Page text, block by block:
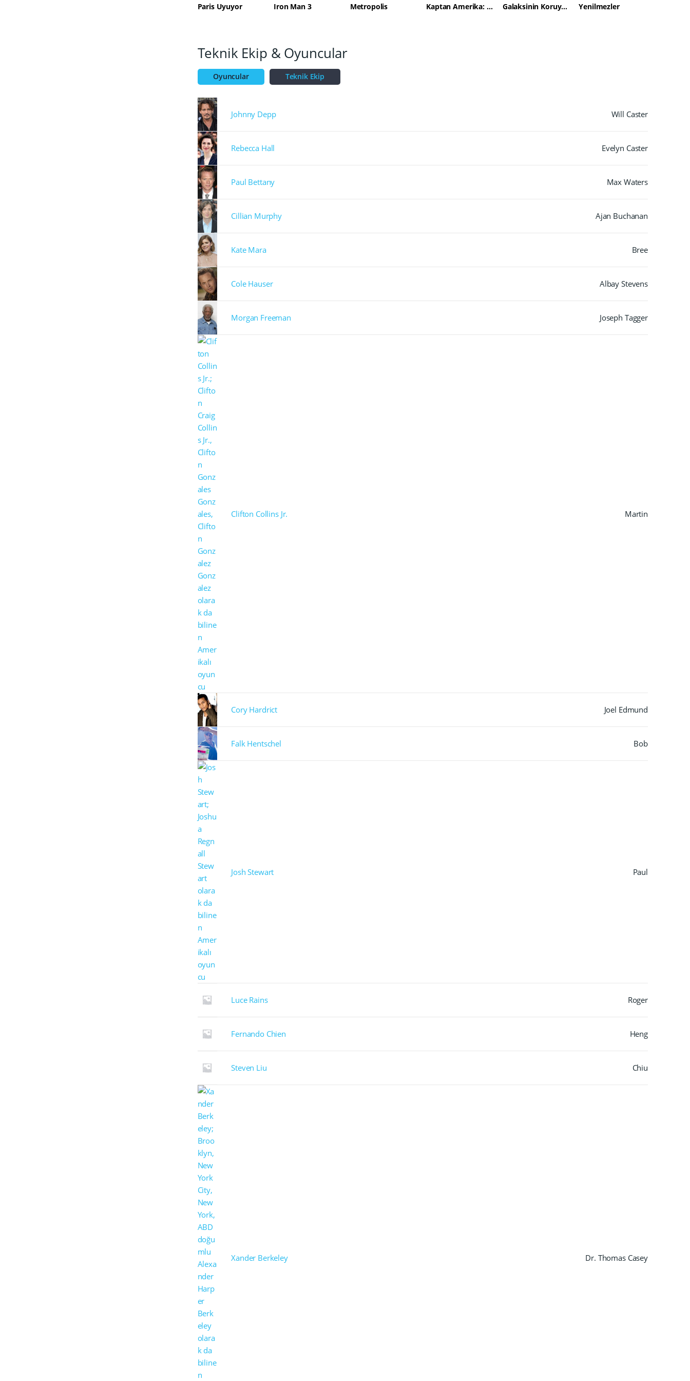
Paris Uyuyor Iron Man 3 Metropolis Kaptan Amerika: Kış Askeri Galaksinin Koruyucuları 2 Yenilmezler
Teknik Ekip & Oyuncular
Oyuncular Teknik Ekip
Johnny Depp Will Caster
Rebecca Hall Evelyn Caster
Paul Bettany Max Waters
Cillian Murphy Ajan Buchanan
Kate Mara Bree
Cole Hauser Albay Stevens
Morgan Freeman Joseph Tagger
Clifton Collins Jr. Martin
Cory Hardrict Joel Edmund
Falk Hentschel Bob
Josh Stewart Paul
Luce Rains Roger
Fernando Chien Heng
Steven Liu Chiu
Xander Berkeley Dr. Thomas Casey